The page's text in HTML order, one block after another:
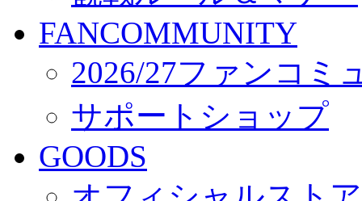
FANCOMMUNITY
2026/27ファンコミ
サポートショップ
GOODS